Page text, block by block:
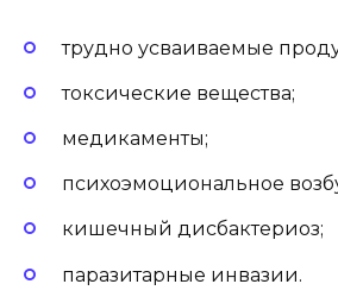
трудно усваиваемые
токсические вещества;
медикаменты;
психоэмоциональное
кишечный дисбактериоз;
паразитарные инвазии.